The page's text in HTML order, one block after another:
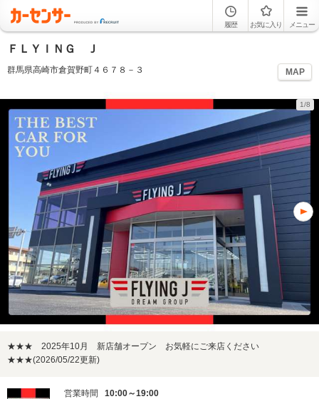
履歴 お気に入り メニュー
ＦＬＹＩＮＧ Ｊ
群馬県高崎市倉賀野町４６７８－３ MAP
1/8
★★★ 2025年10月 新店舗オープン お気軽にご来店ください
★★★(2026/05/22更新)
営業時間
10:00～19:00